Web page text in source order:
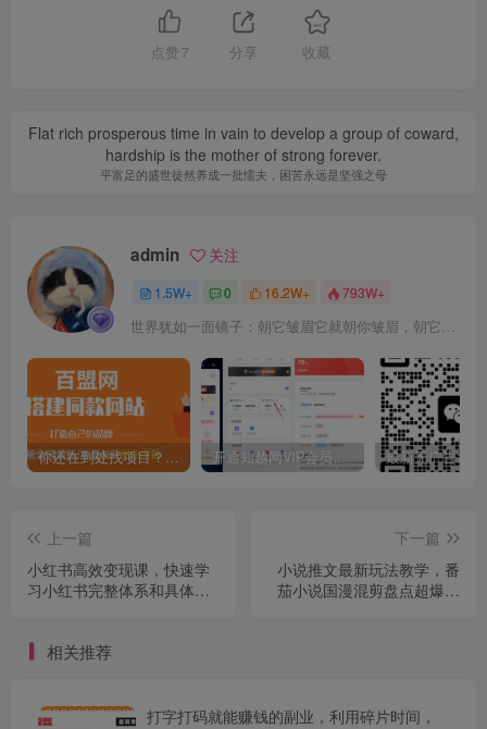
点赞 7 分享 收藏
Flat rich prosperous time in vain to develop a group of coward,
hardship is the mother of strong forever.
平富足的盛世徒然养成一批懦夫，困苦永远是坚强之母
admin 关注
1.5W+ 0 16.2W+ 793W+
世界犹如一面镜子：朝它皱眉它就朝你皱眉，朝它微笑它也吵你微笑
你还在到处找项目？还在当韭菜？我靠卖项目一个月收入5万+，曾经我也是个失败者。 开通知越网VIP会员，尊享全站资源免费下载，享70%的推广提成！！【限时五折优惠】
上一篇
小红书高效变现课，快速学
习小红书完整体系和具体落
下一篇
小说推文最新玩法教学，番
茄小说国漫混剪盘点超爆玩
相关推荐
打字打码就能赚钱的副业，利用碎片时间，